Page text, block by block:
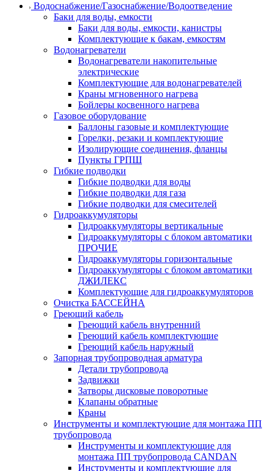
Водоснабжение/Газоснабжение/Водоотведение
Баки для воды, емкости
Баки для воды, емкости, канистры
Комплектующие к бакам, емкостям
Водонагреватели
Водонагреватели накопительные
электрические
Комплектующие для водонагревателей
Краны мгновенного нагрева
Бойлеры косвенного нагрева
Газовое оборудование
Баллоны газовые и комплектующие
Горелки, резаки и комплектующие
Изолирующие соединения, фланцы
Пункты ГРПШ
Гибкие подводки
Гибкие подводки для воды
Гибкие подводки для газа
Гибкие подводки для смесителей
Гидроаккумуляторы
Гидроаккумуляторы вертикальные
Гидроаккумуляторы с блоком автоматики
ПРОЧИЕ
Гидроаккумуляторы горизонтальные
Гидроаккумуляторы с блоком автоматики
ДЖИЛЕКС
Комплектующие для гидроаккумуляторов
Очистка БАССЕЙНА
Греющий кабель
Греющий кабель внутренний
Греющий кабель комплектующие
Греющий кабель наружный
Запорная трубопроводная арматура
Детали трубопровода
Задвижки
Затворы дисковые поворотные
Клапаны обратные
Краны
Инструменты и комплектующие для монтажа ПП
трубопровода
Инструменты и комплектующие для
монтажа ПП трубопровода CANDAN
Инструменты и комплектующие для